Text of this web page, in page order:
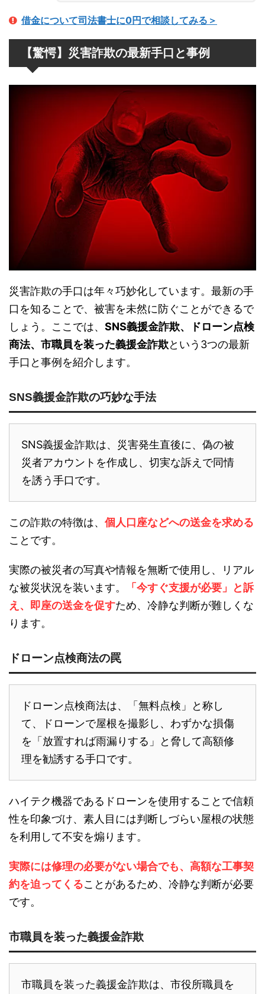
借金について司法書士に0円で相談してみる＞
【驚愕】災害詐欺の最新手口と事例
災害詐欺の手口は年々巧妙化しています。最新の手
口を知ることで、被害を未然に防ぐことができるで
しょう。ここでは、 SNS義援金詐欺、ドローン点検
商法、市職員を装った義援金詐欺という3つの最新
手口と事例を紹介します。
SNS義援金詐欺の巧妙な手法
SNS義援金詐欺は、災害発生直後に、偽の被
災者アカウントを作成し、切実な訴えで同情
を誘う手口です。
この詐欺の特徴は、 個人口座などへの送金を求める
ことです。
実際の被災者の写真や情報を無断で使用し、リアル
な被災状況を装います。
「今すぐ支援が必要」と訴
え、即座の送金を促すため、冷静な判断が難しくな
ります。
ドローン点検商法の罠
ドローン点検商法は、「無料点検」と称し
て、ドローンで屋根を撮影し、わずかな損傷
を「放置すれば雨漏りする」と脅して高額修
理を勧誘する手口です。
ハイテク機器であるドローンを使用することで信頼
性を印象づけ、素人目には判断しづらい屋根の状態
を利用して不安を煽ります。
実際には修理の必要がない場合でも、高額な工事契
約を迫ってくることがあるため、冷静な判断が必要
です。
市職員を装った義援金詐欺
市職員を装った義援金詐欺は、市役所職員を